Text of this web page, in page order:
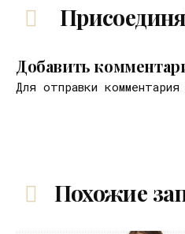
Добавить
Для отправки
Похожие